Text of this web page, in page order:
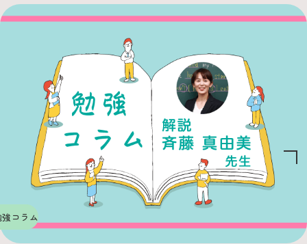
強コラム